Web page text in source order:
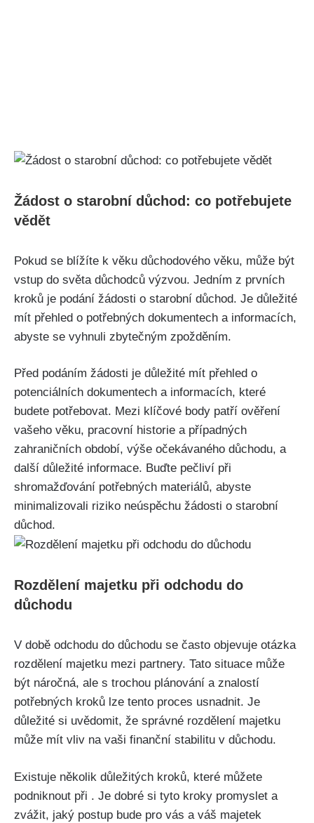
Žádost o starobní důchod: co potřebujete
vědět
Pokud se blížíte k věku důchodového věku, může být
vstup do světa důchodců výzvou. Jedním z prvních
kroků je podání žádosti o starobní důchod. Je důležité
mít přehled o potřebných dokumentech a informacích,
abyste se vyhnuli zbytečným zpožděním.
Před podáním žádosti je důležité mít přehled o
potenciálních dokumentech a informacích, které
budete potřebovat. Mezi klíčové body patří ověření
vašeho věku, pracovní historie a případných
zahraničních období, výše očekávaného důchodu, a
další důležité informace. Buďte pečliví při
shromažďování potřebných materiálů, abyste
minimalizovali riziko neúspěchu žádosti o starobní
důchod.
Rozdělení majetku při odchodu do
důchodu
V době odchodu do důchodu se často objevuje otázka
rozdělení majetku mezi partnery. Tato situace může
být náročná, ale s trochou plánování a znalostí
potřebných kroků lze tento proces usnadnit. Je
důležité si uvědomit, že správné rozdělení majetku
může mít vliv na vaši finanční stabilitu v důchodu.
Existuje několik důležitých kroků, které můžete
podniknout při . Je dobré si tyto kroky promyslet a
zvážit, jaký postup bude pro vás a váš majetek